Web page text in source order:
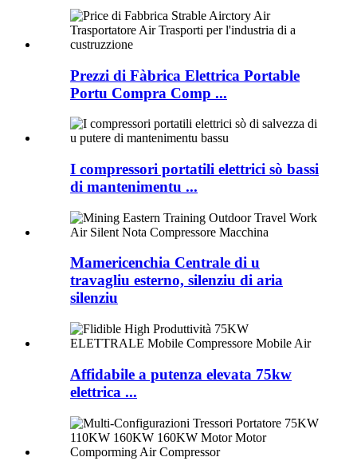
Prezzi di Fàbrica Elettrica Portable
Portu Compra Comp ...
I compressori portatili elettrici sò bassi
di mantenimentu ...
Mamericenchia Centrale di u
travagliu esterno, silenziu di aria
silenziu
Affidabile a putenza elevata 75kw
elettrica ...